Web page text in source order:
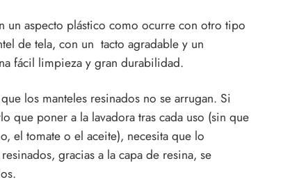
un aspecto plástico como ocurre con otro tipo
de tela, con un tacto agradable y un
fácil limpieza y gran durabilidad.
los manteles resinados no se arrugan. Si
que poner a la lavadora tras cada uso (sin que
el tomate o el aceite), necesita que lo
gracias a la capa de resina, se